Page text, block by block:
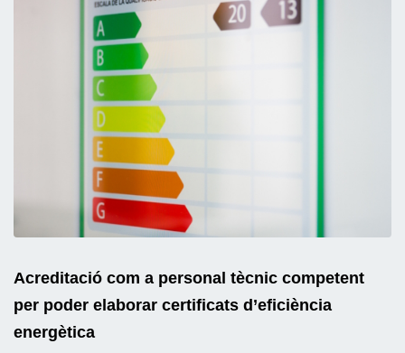
Acreditació com a personal tècnic competent
per poder elaborar certificats d’eficiència
energètica